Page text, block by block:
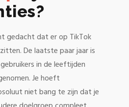
gedacht dat er op TikTok
De laatste paar jaar is
in de leeftijden
Je hoeft
niet bang te zijn dat je